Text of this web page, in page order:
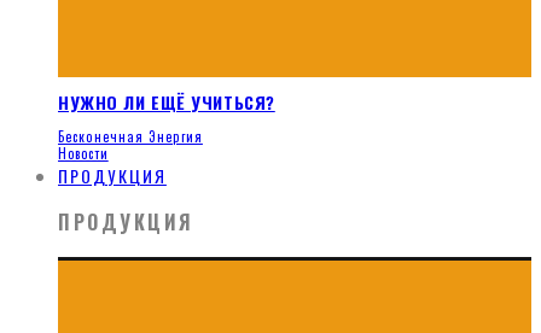
НУЖНО ЛИ ЕЩЁ УЧИТЬСЯ?
Бесконечная Энергия
Новости
ПРОДУКЦИЯ
ПРОДУКЦИЯ